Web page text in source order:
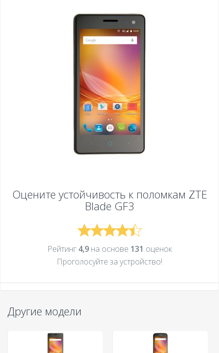
Оцените устойчивость к поломкам ZTE
Blade GF3
Рейтинг 4,9на основе 131 оценок
Проголосуйте за устройcтво!
Другие модели